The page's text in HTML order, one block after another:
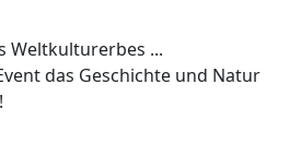
Weltkulturerbes ...
das Geschichte und Natur